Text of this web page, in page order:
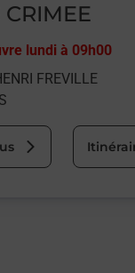
CRIMEE
lundi à 09h00
FREVILLE